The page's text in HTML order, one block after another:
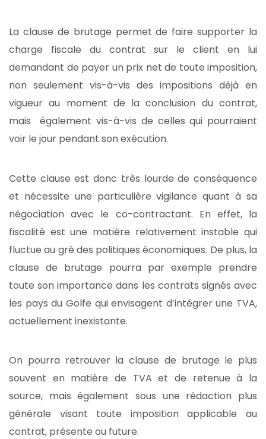
La clause de brutage permet de faire supporter la
charge fiscale du contrat sur le client en lui
demandant de payer un prix net de toute imposition,
non seulement vis-à-vis des impositions déjà en
vigueur au moment de la conclusion du contrat,
mais également vis-à-vis de celles qui pourraient
voir le jour pendant son exécution.
Cette clause est donc très lourde de conséquence
et nécessite une particulière vigilance quant à sa
négociation avec le co-contractant. En effet, la
fiscalité est une matière relativement instable qui
fluctue au gré des politiques économiques. De plus, la
clause de brutage pourra par exemple prendre
toute son importance dans les contrats signés avec
les pays du Golfe qui envisagent d’intégrer une TVA,
actuellement inexistante.
On pourra retrouver la clause de brutage le plus
souvent en matière de TVA et de retenue à la
source, mais également sous une rédaction plus
générale visant toute imposition applicable au
contrat, présente ou future.